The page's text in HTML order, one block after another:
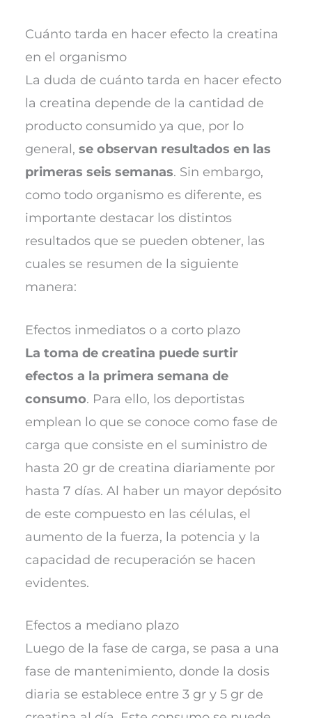
Cuánto tarda en hacer efecto la creatina
en el organismo
La duda de cuánto tarda en hacer efecto
la creatina depende de la cantidad de
producto consumido ya que, por lo
general, se observan resultados en las
primeras seis semanas. Sin embargo,
como todo organismo es diferente, es
importante destacar los distintos
resultados que se pueden obtener, las
cuales se resumen de la siguiente
manera:
Efectos inmediatos o a corto plazo
La toma de creatina puede surtir
efectos a la primera semana de
consumo. Para ello, los deportistas
emplean lo que se conoce como fase de
carga que consiste en el suministro de
hasta 20 gr de creatina diariamente por
hasta 7 días. Al haber un mayor depósito
de este compuesto en las células, el
aumento de la fuerza, la potencia y la
capacidad de recuperación se hacen
evidentes.
Efectos a mediano plazo
Luego de la fase de carga, se pasa a una
fase de mantenimiento, donde la dosis
diaria se establece entre 3 gr y 5 gr de